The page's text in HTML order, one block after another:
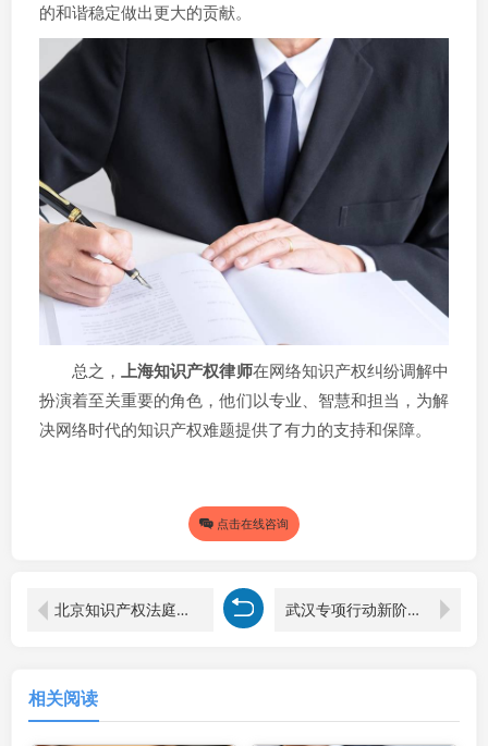
的和谐稳定做出更大的贡献。
总之，上海知识产权律师在网络知识产权纠纷调解中
扮演着至关重要的角色，他们以专业、智慧和担当，为解
决网络时代的知识产权难题提供了有力的支持和保障。
点击在线咨询
北京知识产权法庭：领跑全国，律师们的智慧战场 武汉专项行动新阶段：上海知识产权律师眼中的机遇与挑战
相关阅读